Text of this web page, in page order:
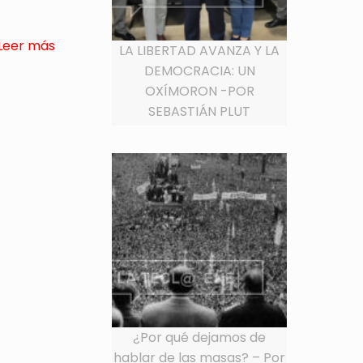
más
LA LIBERTAD AVANZA Y LA
DEMOCRACIA: UN
OXÍMORON -POR
SEBASTIÁN PLUT
¿Por qué dejamos de
hablar de las masas? – Por